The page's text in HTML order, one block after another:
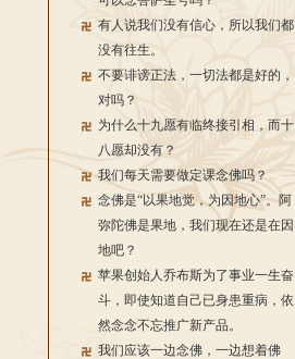
有人说我们没有信心，所以我们都
没有往生。
不要诽谤正法，一切法都是好的，
对吗？
为什么十九愿有临终接引相，而十
八愿却没有？
我们每天需要做定课念佛吗？
念佛是“以果地觉，为因地心”。阿
弥陀佛是果地，我们现在还是在因
地吧？
苹果创始人乔布斯为了事业一生奋
斗，即使知道自己已身患重病，依
然念念不忘推广新产品。
我们应该一边念佛，一边想着佛